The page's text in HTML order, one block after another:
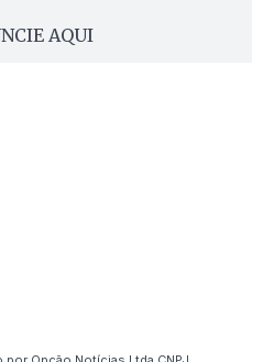
AQUI